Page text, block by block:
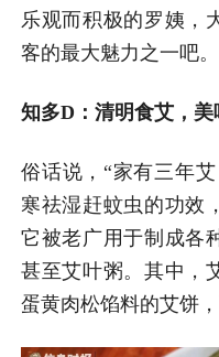
乐观而积极的罗姨，
客的最大魅力之一吧。
知多D：清明食艾，美
俗话说，“家有三年
寒祛湿赶蚊虫的功效
它被老广用于制成各
甚至艾叶粥。其中，
蛋黄肉松馅料的艾饼